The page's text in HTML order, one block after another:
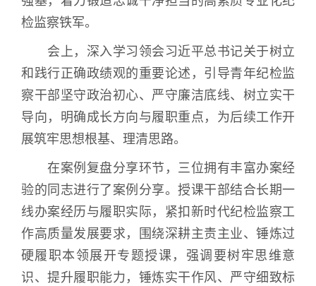
检监察铁军。
会上，深入学习领会习近平总书记关于树立
和践行正确政绩观的重要论述，引导青年纪检监
察干部坚守政治初心、严守廉洁底线、树立实干
导向，明确成长方向与履职重点，为后续工作开
展筑牢思想根基、理清思路。
在案例复盘分享环节，三位拥有丰富办案经
验的同志进行了案例分享。授课干部结合长期一
线办案经历与履职实际，紧扣新时代纪检监察工
作高质量发展要求，围绕深耕主责主业、锤炼过
硬履职本领展开专题授课，强调要树牢思维意
识、提升履职能力，锤炼实干作风、严守细致标